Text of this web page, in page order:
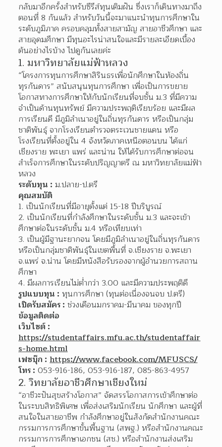
กลับมาอีกครั้งสำหรับซีรีส์ทุนเติมฝัน ซึ่งเราก็เดินทางมาถึง
ตอนที่ 8 กันแล้ว สำหรับวันนี้จะมาแนะนำทุนการศึกษาใน
ระดับภูมิภาค ครอบคลุมทั้งสายสามัญ สายอาชีวศึกษา และ
สายอุดมศึกษา มีทุนอะไรน่าสนใจและมีรายละเอียดเบื้อง
ต้นอย่างไรบ้าง ไปดูกันเลยค่ะ
1. มหาวิทยาลัยแม่ฟ้าหลวง
“โครงการทุนการศึกษาสิรินธรเพื่อนักศึกษาในท้องถิ่น
ทุรกันดาร” สนับสนุนทุนการศึกษา เพื่อเป็นการขยาย
โอกาสทางการศึกษาให้กับนักเรียนที่จบชั้น ม.3 ที่มีความ
จำเป็นด้านทุนทรัพย์ มีความประพฤติเรียบร้อย และมีผล
การเรียนดี มีภูมิลำเนาอยู่ในถิ่นทุรกันดาร หรือเป็นกลุ่ม
ชาติพันธุ์ จากโรงเรียนตำรวจตระเวนชายแดน หรือ
โรงเรียนที่ตั้งอยู่ใน 4 จังหวัดภาคเหนือตอนบน ได้แก่
เชียงราย พะเยา แพร่ และน่าน ให้ได้รับการศึกษาต่อจน
สำเร็จการศึกษาในระดับปริญญาตรี ณ มหาวิทยาลัยแม่ฟ้า
หลวง
ระดับทุน : ม.ปลาย-ป.ตรี
คุณสมบัติ
1. เป็นนักเรียนที่มีอายุตั้งแต่ 15-18 ปีบริบูรณ์
2. เป็นนักเรียนที่กำลังศึกษาในระดับชั้น ม.3 และจะเข้า
ศึกษาต่อในระดับชั้น ม.4 หรือเทียบเท่า
3. เป็นผู้มีฐานะยากจน โดยมีภูมิลำเนาอยู่ในถิ่นทุรกันดาร
หรือเป็นกลุ่มชาติพันธุ์ในเขตพื้นที่ จ.เชียงราย จ.พะเยา
จ.แพร่ จ.น่าน โดยมีหนังสือรับรองจากผู้อำนวยการสถาน
ศึกษา
4. มีผลการเรียนไม่ต่ำกว่า 3.00 และมีความประพฤติดี
รูปแบบทุน : ทุนการศึกษา (ทุนต่อเนื่องจนจบ ป.ตรี)
เปิดรับสมัคร : ช่วงเดือนมกราคม-มีนาคม ของทุกปี
ข้อมูลติดต่อ
เว็บไซต์ :
https://studentaffairs.mfu.ac.th/studentaffair
s-home.html
เฟซบุ๊ก : https://www.facebook.com/MFUSCS/
โทร : 053-916-186, 053-916-187, 085-863-4957
2. วิทยาลัยอาชีวศึกษาเชียงใหม่
“อาชีวะปันสุขสร้างโอกาส” จัดสรรโอกาสการเข้าศึกษาต่อ
ในระบบสิทธิพิเศษ เพื่อส่งเสริมนักเรียน นักศึกษา และผู้ที่
สนใจในสายอาชีพ กำลังศึกษาอยู่ในสังกัดสำนักงานคณะ
กรรมการการศึกษาขั้นพื้นฐาน (สพฐ.) หรือสำนักงานคณะ
กรรมการการศึกษาเอกชน (สช.) หรือสำนักงานส่งเสริม